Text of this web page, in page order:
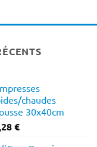
chaudes
30x40cm
€